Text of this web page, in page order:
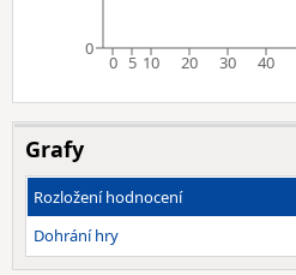
0 5 10 20 30 40
0
Grafy
Rozložení hodnocení
Dohrání hry